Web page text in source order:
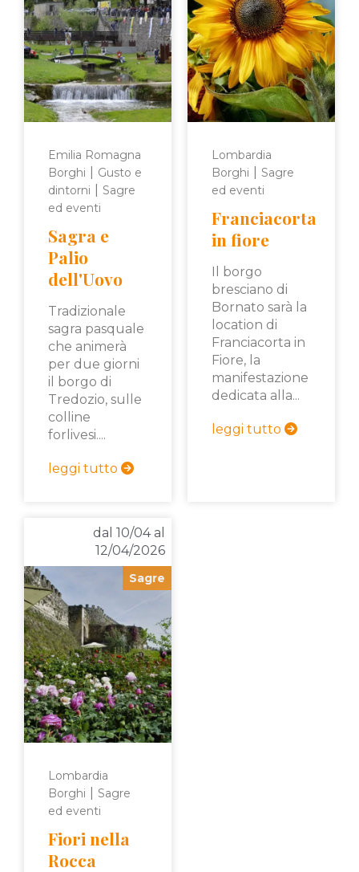
Emilia Romagna
Borghi
Gusto e
dintorni
Sagre
ed eventi
Sagra e
Palio
dell'Uovo
Tradizionale
sagra pasquale
che animerà
per due giorni
il borgo di
Tredozio, sulle
colline
forlivesi....
leggi tutto
Lombardia
Borghi
Sagre
ed eventi
Franciacorta
in fiore
Il borgo
bresciano di
Bornato sarà la
location di
Franciacorta in
Fiore, la
manifestazione
dedicata alla...
leggi tutto
dal 10/04 al
12/04/2026
Sagre
Lombardia
Borghi
Sagre
ed eventi
Fiori nella
Rocca